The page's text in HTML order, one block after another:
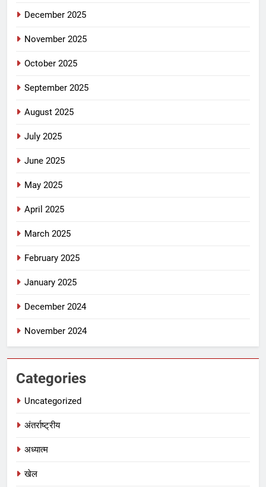
December 2025
November 2025
October 2025
September 2025
August 2025
July 2025
June 2025
May 2025
April 2025
March 2025
February 2025
January 2025
December 2024
November 2024
Categories
Uncategorized
अंतर्राष्ट्रीय
अध्यात्म
खेल